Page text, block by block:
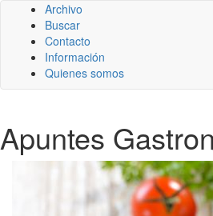
Archivo
Buscar
Contacto
Información
Quienes somos
Apuntes